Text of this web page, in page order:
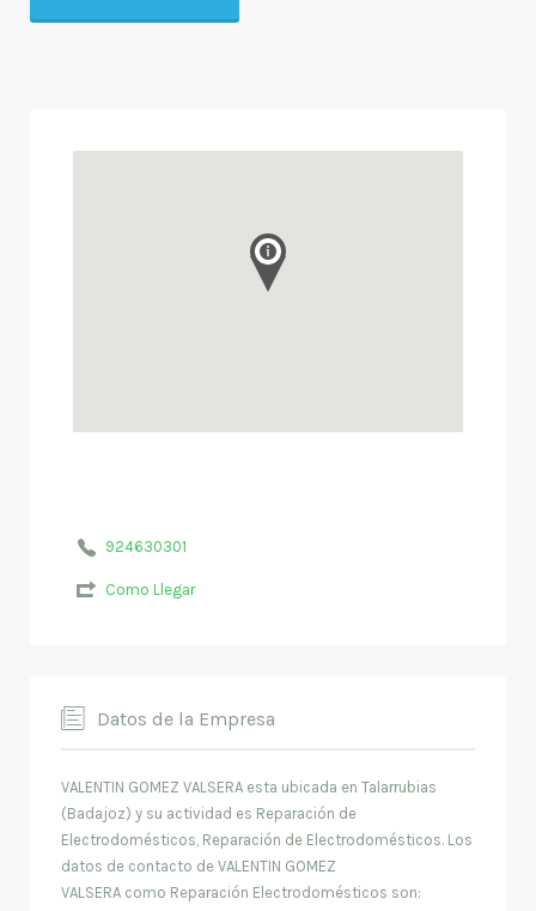
924630301
Como Llegar
Datos de la Empresa
VALENTIN GOMEZ VALSERA esta ubicada en Talarrubias
(Badajoz) y su actividad es Reparación de
Electrodomésticos, Reparación de Electrodomésticos. Los
datos de contacto de VALENTIN GOMEZ
VALSERA como Reparación Electrodomésticos son: